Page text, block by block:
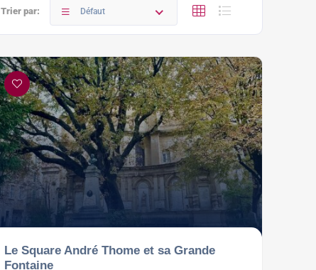
Trier par: Défaut
Le Square André Thome et sa Grande
Fontaine